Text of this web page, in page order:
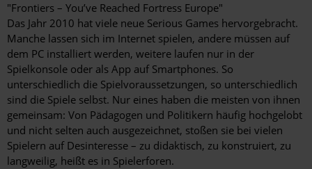
"Frontiers – You’ve Reached Fortress Europe"
Das Jahr 2010 hat viele neue Serious Games hervorgebracht.
Manche lassen sich im Internet spielen, andere müssen auf
dem PC installiert werden, weitere laufen nur in der
Spielkonsole oder als App auf Smartphones. So
unterschiedlich die Spielvoraussetzungen, so unterschiedlich
sind die Spiele selbst. Nur eines haben die meisten von ihnen
gemeinsam: Von Pädagogen und Politikern häufig hochgelobt
und nicht selten auch ausgezeichnet, stoßen sie bei vielen
Spielern auf Desinteresse – zu didaktisch, zu konstruiert, zu
langweilig, heißt es in Spielerforen.